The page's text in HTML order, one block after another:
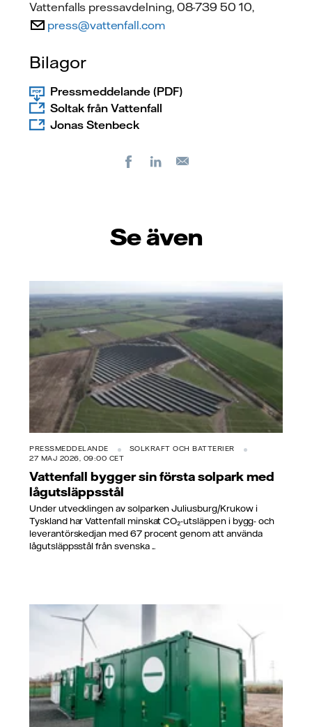
Vattenfalls pressavdelning, 08-739 50 10,
press@vattenfall.com
Bilagor
Pressmeddelande (PDF)
Soltak från Vattenfall
Jonas Stenbeck
FacebookLinkedIn
Se även
PRESSMEDDELANDE
SOLKRAFT OCH BATTERIER
27 MAJ 2026, 09:00 CET
Vattenfall bygger sin första solpark med
lågutsläppsstål
Under utvecklingen av solparken Juliusburg/Krukow i
Tyskland har Vattenfall minskat CO₂-utsläppen i bygg- och
leverantörskedjan med 67 procent genom att använda
lågutsläppsstål från svenska ...